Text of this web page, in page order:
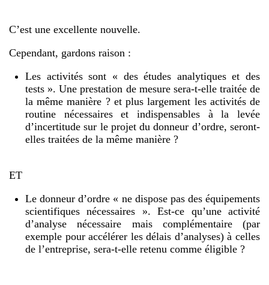
C’est une excellente nouvelle.
Cependant, gardons raison :
Les activités sont « des études analytiques et des
tests ». Une prestation de mesure sera-t-elle traitée de
la même manière ? et plus largement les activités de
routine nécessaires et indispensables à la levée
d’incertitude sur le projet du donneur d’ordre, seront-
elles traitées de la même manière ?
ET
Le donneur d’ordre « ne dispose pas des équipements
scientifiques nécessaires ». Est-ce qu’une activité
d’analyse nécessaire mais complémentaire (par
exemple pour accélérer les délais d’analyses) à celles
de l’entreprise, sera-t-elle retenu comme éligible ?